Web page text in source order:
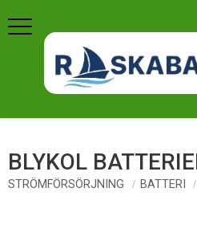
Meny
BLYKOL
STRÖMFÖRSÖRJNING BATTERI